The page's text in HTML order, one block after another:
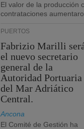
El valor de la producción
contrataciones
PUERTOS
Fabrizio Marilli
el nuevo secretario
general de la
Autoridad Portuaria
del Mar Adriático
Central.
Ancona
El Comité de Gestión ha